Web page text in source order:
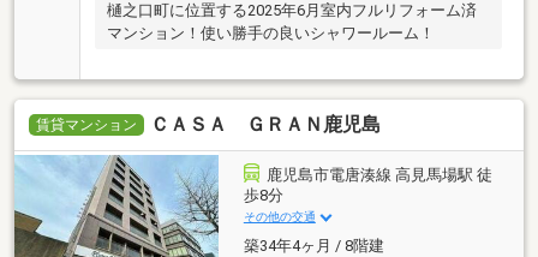
樋之口町に位置する2025年6月室内フルリフォーム済
マンション！使い勝手の良いシャワールーム！
賃貸マンション ＣＡＳＡ ＧＲＡＮ鹿児島
鹿児島市電唐湊線 高見馬場駅 徒
歩8分
その他の交通
築34年4ヶ月 / 8階建